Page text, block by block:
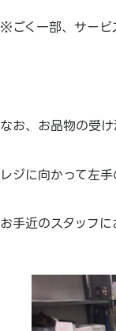
※ごく一部、サービ
なお、お品物の受け
レジに向かって左手
お手近のスタッフに